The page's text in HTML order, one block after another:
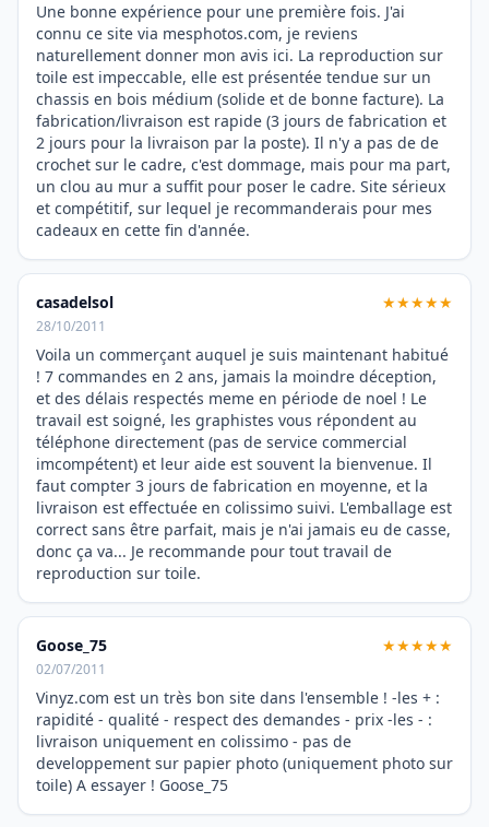
Une bonne expérience pour une première fois. J'ai
connu ce site via mesphotos.com, je reviens
naturellement donner mon avis ici. La reproduction sur
toile est impeccable, elle est présentée tendue sur un
chassis en bois médium (solide et de bonne facture). La
fabrication/livraison est rapide (3 jours de fabrication et
2 jours pour la livraison par la poste). Il n'y a pas de de
crochet sur le cadre, c'est dommage, mais pour ma part,
un clou au mur a suffit pour poser le cadre. Site sérieux
et compétitif, sur lequel je recommanderais pour mes
cadeaux en cette fin d'année.
casadelsol ★★★★★
28/10/2011
Voila un commerçant auquel je suis maintenant habitué
! 7 commandes en 2 ans, jamais la moindre déception,
et des délais respectés meme en période de noel ! Le
travail est soigné, les graphistes vous répondent au
téléphone directement (pas de service commercial
imcompétent) et leur aide est souvent la bienvenue. Il
faut compter 3 jours de fabrication en moyenne, et la
livraison est effectuée en colissimo suivi. L'emballage est
correct sans être parfait, mais je n'ai jamais eu de casse,
donc ça va... Je recommande pour tout travail de
reproduction sur toile.
Goose_75 ★★★★★
02/07/2011
Vinyz.com est un très bon site dans l'ensemble ! -les + :
rapidité - qualité - respect des demandes - prix -les - :
livraison uniquement en colissimo - pas de
developpement sur papier photo (uniquement photo sur
toile) A essayer ! Goose_75